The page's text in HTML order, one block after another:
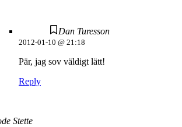
Dan Turesson
2012-01-10 @ 21:18
Pär, jag sov väldigt lätt!
Reply
Stette